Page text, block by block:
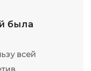
была
всей